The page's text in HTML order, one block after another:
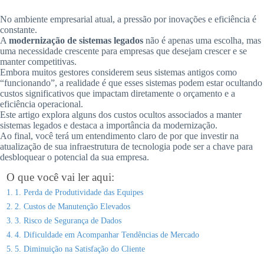
No ambiente empresarial atual, a pressão por inovações e eficiência é
constante.
A modernização de sistemas legados não é apenas uma escolha, mas
uma necessidade crescente para empresas que desejam crescer e se
manter competitivas.
Embora muitos gestores considerem seus sistemas antigos como
“funcionando”, a realidade é que esses sistemas podem estar ocultando
custos significativos que impactam diretamente o orçamento e a
eficiência operacional.
Este artigo explora alguns dos custos ocultos associados a manter
sistemas legados e destaca a importância da modernização.
Ao final, você terá um entendimento claro de por que investir na
atualização de sua infraestrutura de tecnologia pode ser a chave para
desbloquear o potencial da sua empresa.
O que você vai ler aqui:
1. Perda de Produtividade das Equipes
2. Custos de Manutenção Elevados
3. Risco de Segurança de Dados
4. Dificuldade em Acompanhar Tendências de Mercado
5. Diminuição na Satisfação do Cliente